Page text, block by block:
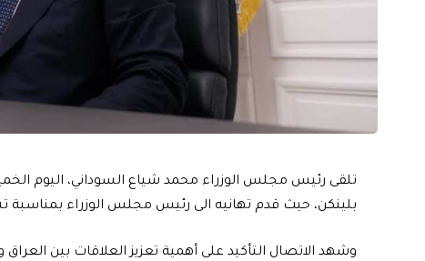
تلقى رئيس مجلس الوزراء محمد شياع السوداني، اليوم
بلينكن، حيث قدم تهانيه الى رئيس مجلس الوزراء
وشهد الاتصال التأكيد على أهمية تعزيز العلاقات بين